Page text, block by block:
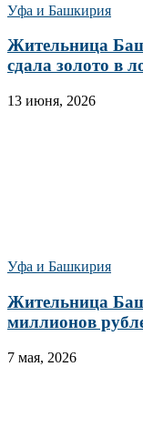
Уфа и Башкирия
Жительница
сдала золото в
13 июня, 2026
Уфа и Башкирия
Жительница
миллионов
7 мая, 2026